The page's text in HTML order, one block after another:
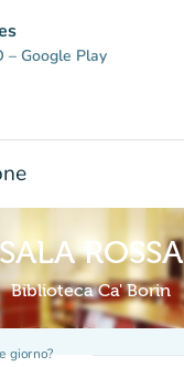
– Google Play
ROSSA
Biblioteca Ca' Borin
giorno?